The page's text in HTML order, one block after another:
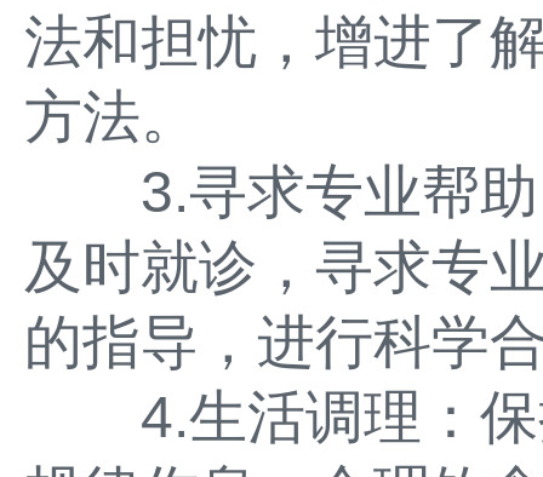
法和担忧，增进了
方法。
3.寻求专业帮助
及时就诊，寻求专
的指导，进行科学
4.生活调理：保